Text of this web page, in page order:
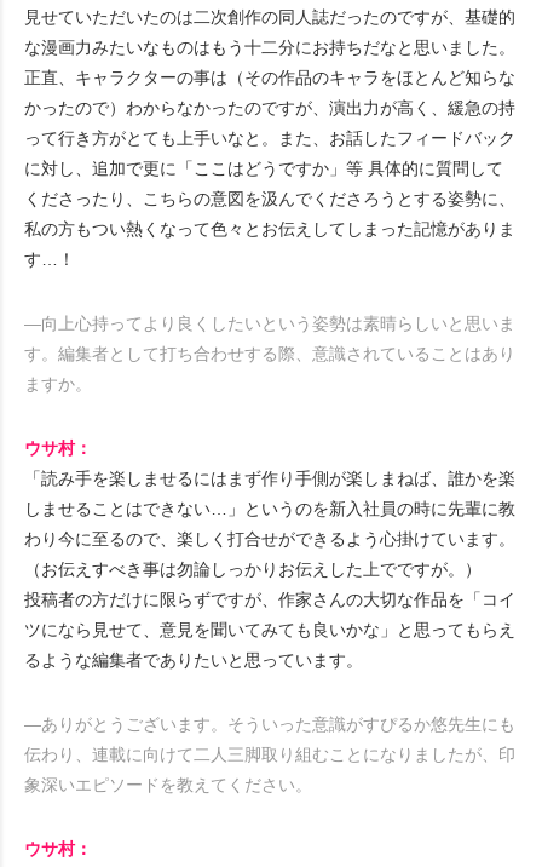
見せていただいたのは二次創作の同人誌だったのですが、基礎的
な漫画力みたいなものはもう十二分にお持ちだなと思いました。
正直、キャラクターの事は（その作品のキャラをほとんど知らな
かったので）わからなかったのですが、演出力が高く、緩急の持
って行き方がとても上手いなと。また、お話したフィードバック
に対し、追加で更に「ここはどうですか」等 具体的に質問して
くださったり、こちらの意図を汲んでくださろうとする姿勢に、
私の方もつい熱くなって色々とお伝えしてしまった記憶がありま
す…！
―向上心持ってより良くしたいという姿勢は素晴らしいと思いま
す。編集者として打ち合わせする際、意識されていることはあり
ますか。
ウサ村：
「読み手を楽しませるにはまず作り手側が楽しまねば、誰かを楽
しませることはできない…」というのを新入社員の時に先輩に教
わり今に至るので、楽しく打合せができるよう心掛けています。
（お伝えすべき事は勿論しっかりお伝えした上でですが。）
投稿者の方だけに限らずですが、作家さんの大切な作品を「コイ
ツになら見せて、意見を聞いてみても良いかな」と思ってもらえ
るような編集者でありたいと思っています。
―ありがとうございます。そういった意識がすぴるか悠先生にも
伝わり、連載に向けて二人三脚取り組むことになりましたが、印
象深いエピソードを教えてください。
ウサ村：